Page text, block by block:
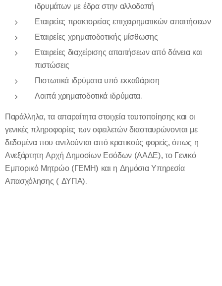
ιδρυμάτων με έδρα στην αλλοδαπή
Εταιρείες πρακτορείας επιχειρηματικών απαιτήσεων
Εταιρείες χρηματοδοτικής μίσθωσης
Εταιρείες διαχείρισης απαιτήσεων από δάνεια και
πιστώσεις
Πιστωτικά ιδρύματα υπό εκκαθάριση
Λοιπά χρηματοδοτικά ιδρύματα.
Παράλληλα, τα απαραίτητα στοιχεία ταυτοποίησης και οι
γενικές πληροφορίες των οφειλετών διασταυρώνονται με
δεδομένα που αντλούνται από κρατικούς φορείς, όπως η
Ανεξάρτητη Αρχή Δημοσίων Εσόδων (ΑΑΔΕ), το Γενικό
Εμπορικό Μητρώο (ΓΕΜΗ) και η Δημόσια Υπηρεσία
Απασχόλησης ( ΔΥΠΑ).